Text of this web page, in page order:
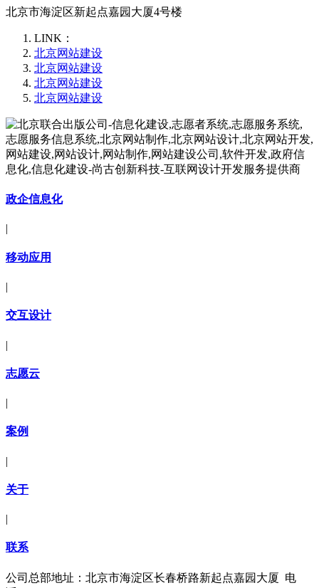
北京市海淀区新起点嘉园大厦4号楼
LINK：
北京网站建设
北京网站建设
北京网站建设
北京网站建设
政企信息化
移动应用
|
交互设计
|
志愿云
|
案例
|
关于
|
联系
公司总部地址：北京市海淀区长春桥路新起点嘉园大厦 电